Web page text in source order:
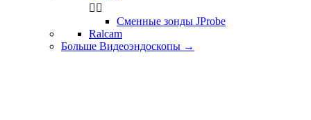
 
Сменные зонды JProbe
Ralcam
Больше Видеоэндоскопы →